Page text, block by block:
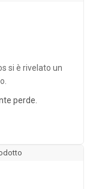
si è rivelato un
perde.